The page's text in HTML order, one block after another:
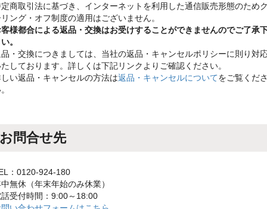
商取引法に基づき、インターネットを利用した通信販売形態のため
ング・オフ制度の適用はございません。
様都合による返品・交換はお受けすることができませんのでご了承
。
・交換につきましては、当社の返品・キャンセルポリシーに則り対
しております。詳しくは下記リンクよりご確認ください。
い返品・キャンセルの方法は返品・キャンセルについてをご覧くだ
お問合せ先
：0120-924-180
無休（年末年始のみ休業）
受付時間：9:00～18:00